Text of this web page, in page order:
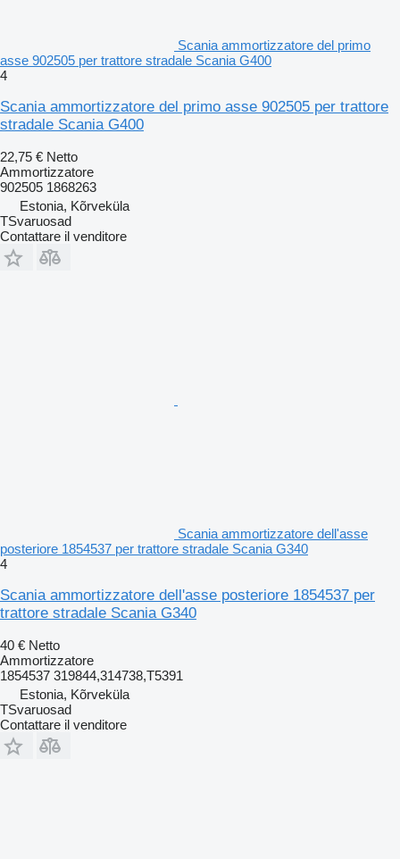
Scania ammortizzatore del primo
asse 902505 per trattore stradale Scania G400
4
Scania ammortizzatore del primo asse 902505 per trattore
stradale Scania G400
22,75 € Netto
Ammortizzatore
902505 1868263
Estonia, Kõrveküla
TSvaruosad
Contattare il venditore
Scania ammortizzatore dell'asse
posteriore 1854537 per trattore stradale Scania G340
4
Scania ammortizzatore dell'asse posteriore 1854537 per
trattore stradale Scania G340
40 € Netto
Ammortizzatore
1854537 319844,314738,T5391
Estonia, Kõrveküla
TSvaruosad
Contattare il venditore